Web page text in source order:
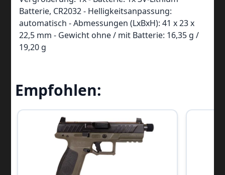
Batterie, CR2032 - Helligkeitsanpassung:
automatisch - Abmessungen (LxBxH): 41 x 23 x
22,5 mm - Gewicht ohne / mit Batterie: 16,35 g /
19,20 g
Empfohlen: